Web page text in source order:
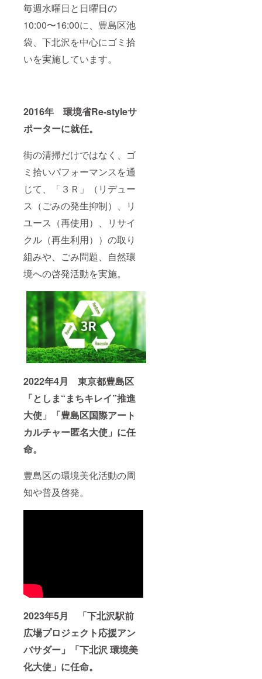
毎週水曜日と日曜日の
10:00〜16:00に、豊島区池
袋、下北沢を中心にゴミ拾
いを実施しています。
2016年 環境省Re-styleサ
ポーターに就任。
街の清掃だけではなく、ゴ
ミ拾いパフォーマンスを通
じて、「３Ｒ」（リデュー
ス（ごみの発生抑制）、リ
ユース（再使用）、リサイ
クル（再生利用））の取り
組みや、ごみ問題、自然環
境への啓発活動を実施。
2022年4月 東京都豊島区
「としま“まちキレイ”推進
大使」「豊島区国際アート
カルチャー匿名大使」に任
命。
豊島区の環境美化活動の周
知や普及啓発。
2023年5月 「下北沢駅前
広場プロジェクト応援アン
バサダー」「下北沢 環境美
化大使」に任命。